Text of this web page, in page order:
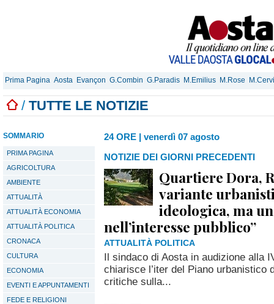
Prima Pagina Aosta Evançon G.Combin G.Paradis M.Emilius M.Rose
/ TUTTE LE NOTIZIE
SOMMARIO
PRIMA PAGINA
AGRICOLTURA
AMBIENTE
ATTUALITÀ
ATTUALITÀ ECONOMIA
ATTUALITÀ POLITICA
CRONACA
CULTURA
ECONOMIA
EVENTI E APPUNTAMENTI
FEDE E RELIGIONI
24 ORE | venerdì 07 agosto
NOTIZIE DEI GIORNI PRECEDENTI
Quartiere Dora,
variante
ideologica, ma
nell’interesse pubblico”
ATTUALITÀ POLITICA
Il sindaco di Aosta in audizione alla
chiarisce l’iter del Piano urbanistico
critiche sulla...